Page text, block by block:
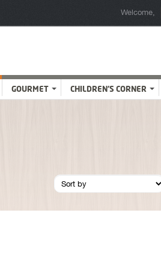
Welcome,
GOURMET CHILDREN'S CORNER